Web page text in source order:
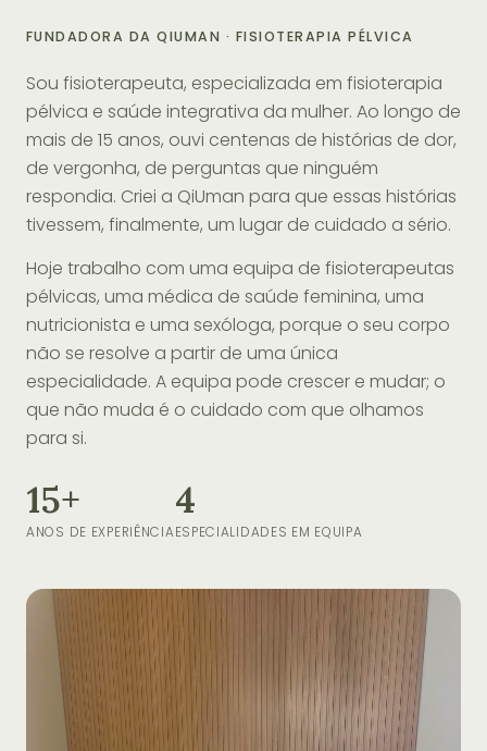
FUNDADORA DA QIUMAN · FISIOTERAPIA PÉLVICA
Sou fisioterapeuta, especializada em fisioterapia
pélvica e saúde integrativa da mulher. Ao longo de
mais de 15 anos, ouvi centenas de histórias de dor,
de vergonha, de perguntas que ninguém
respondia. Criei a QiUman para que essas histórias
tivessem, finalmente, um lugar de cuidado a sério.
Hoje trabalho com uma equipa de fisioterapeutas
pélvicas, uma médica de saúde feminina, uma
nutricionista e uma sexóloga, porque o seu corpo
não se resolve a partir de uma única
especialidade. A equipa pode crescer e mudar; o
que não muda é o cuidado com que olhamos
para si.
15+
ANOS DE EXPERIÊNCIA
4
ESPECIALIDADES EM EQUIPA